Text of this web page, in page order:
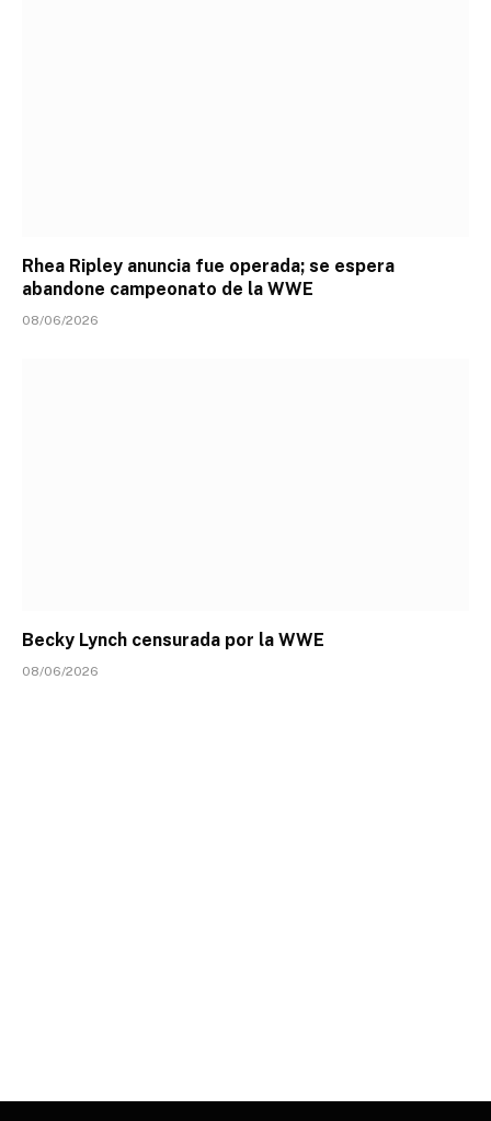
Rhea Ripley anuncia fue operada; se espera
abandone campeonato de la WWE
08/06/2026
Becky Lynch censurada por la WWE
08/06/2026